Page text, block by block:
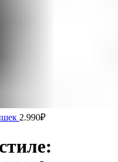
2.990₽